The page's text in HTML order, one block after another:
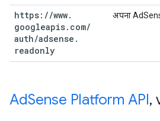
https: //www.
googleapis. com/
auth/adsense .
readonly
अपना
AdSense Platform API,